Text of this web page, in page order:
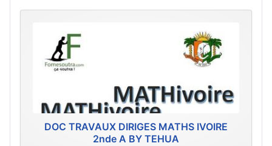
DOC TRAVAUX DIRIGES MATHS IVOIRE
2nde A BY TEHUA